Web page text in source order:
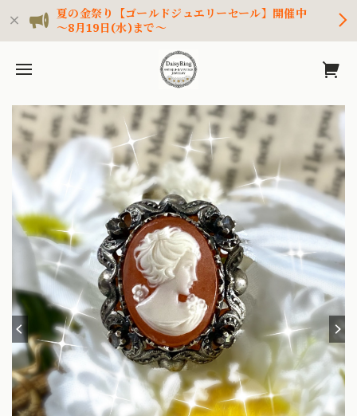
夏の金祭り【ゴールドジュエリーセール】開催中
～8月19日(水)まで～